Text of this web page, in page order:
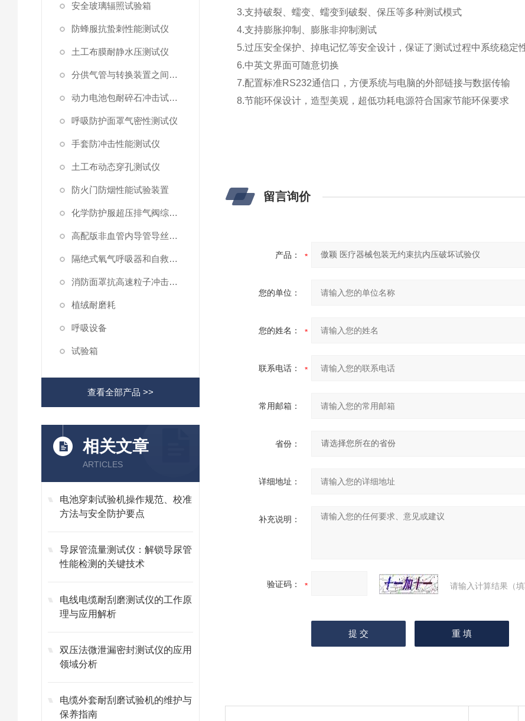
安全玻璃辐照试验箱
防蜂服抗蛰刺性能测试仪
土工布膜耐静水压测试仪
分供气管与转换装置之间连接强度试验机
动力电池包耐碎石冲击试验机
呼吸防护面罩气密性测试仪
手套防冲击性能测试仪
土工布动态穿孔测试仪
防火门防烟性能试验装置
化学防护服超压排气阀综合性测试仪
高配版非血管内导管导丝滑动性能测试仪
隔绝式氧气呼吸器和自救器二氧化碳吸收率及水分含量测试仪
消防面罩抗高速粒子冲击试验机
植绒耐磨耗
呼吸设备
试验箱
查看全部产品 >>
相关文章
ARTICLES
电池穿刺试验机操作规范、校准
方法与安全防护要点
导尿管流量测试仪：解锁导尿管
性能检测的关键技术
电线电缆耐刮磨测试仪的工作原
理与应用解析
双压法微泄漏密封测试仪的应用
领域分析
电缆外套耐刮磨试验机的维护与
保养指南
3.支持破裂、蠕变、蠕变到破裂、保压等多种测试模式
4.支持膨胀抑制、膨胀非抑制测试
5.过压安全保护、掉电记忆等安全设计，保证了测试过程中系统稳定
6.中英文界面可随意切换
7.配置标准RS232通信口，方便系统与电脑的外部链接与数据传输
8.节能环保设计，造型美观，超低功耗电源符合国家节能环保要求
留言询价
产品：
您的单位：
您的姓名：
联系电话：
常用邮箱：
省份：
详细地址：
补充说明：
验证码： 请输入计算结果（